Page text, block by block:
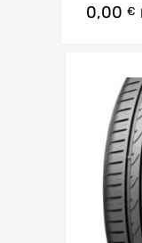
0,00 €